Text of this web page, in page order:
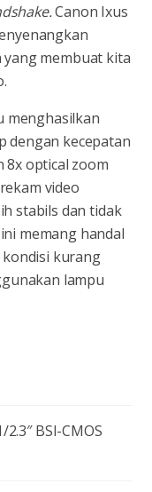
Canon Ixus
membuat kita
menghasilkan
dengan kecepatan
8x optical zoom
video
stabils dan tidak
memang handal
kurang
lampu
BSI-CMOS